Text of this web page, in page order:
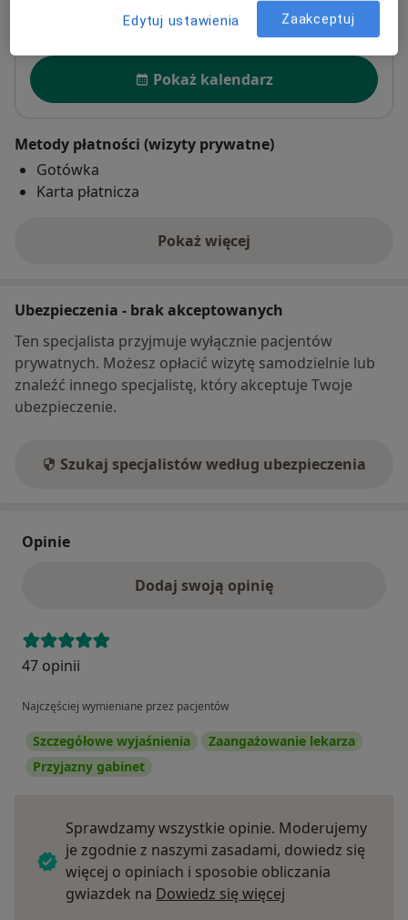
Powiększ mapęotwiera się w nowej karcie
Dostępność
Pokaż kalendarz
Metody płatności (wizyty prywatne)
Gotówka
Karta płatnicza
Pokaż więcej
o adresie
Ubezpieczenia - brak akceptowanych
Ten specjalista przyjmuje wyłącznie pacjentów
prywatnych. Możesz opłacić wizytę samodzielnie lub
znaleźć innego specjalistę, który akceptuje Twoje
ubezpieczenie.
Szukaj specjalistów według ubezpieczenia
Opinie
Dodaj swoją opinię
47 opinii
Najczęściej wymieniane przez pacjentów
Szczegółowe wyjaśnienia
Zaangażowanie lekarza
Przyjazny gabinet
Sprawdzamy wszystkie opinie. Moderujemy
je zgodnie z naszymi zasadami, dowiedz się
więcej o opiniach i sposobie obliczania
gwiazdek na Dowiedz się więcej
Edytuj ustawienia Zaakceptuj